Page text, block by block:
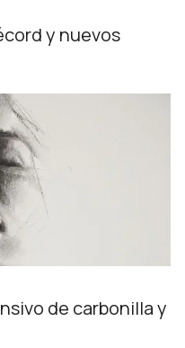
y nuevos
de carbonilla y